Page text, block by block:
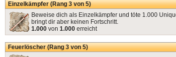
Einzelkämpfer (Rang 3 von 5)
Beweise dich als Einzelkämpfer und töte 1.000
bringt dir aber keinen Fortschritt.
1.000 von 1.000 erreicht
Feuerlöscher (Rang 3 von 5)